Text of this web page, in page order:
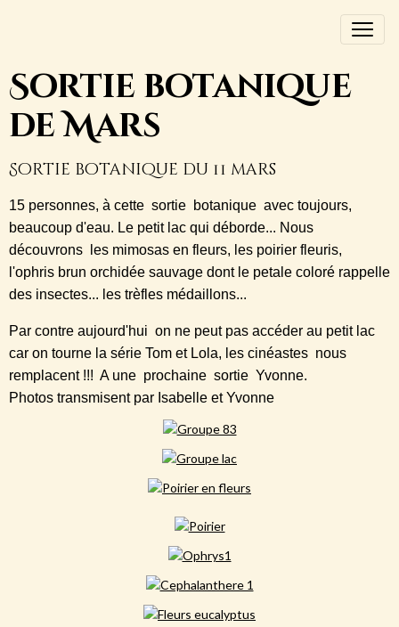
Sortie botanique
de Mars
Sortie botanique du 11 mars
15 personnes, à cette sortie botanique avec toujours,
beaucoup d'eau. Le petit lac qui déborde... Nous
découvrons les mimosas en fleurs, les poirier fleuris,
l'ophris brun orchidée sauvage dont le petale coloré rappelle
des insectes... les trèfles médaillons...
Par contre aujourd'hui on ne peut pas accéder au petit lac
car on tourne la série Tom et Lola, les cinéastes nous
remplacent !!! A une prochaine sortie Yvonne.
Photos transmisent par Isabelle et Yvonne